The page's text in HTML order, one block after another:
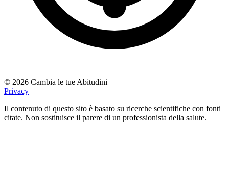
© 2026 Cambia le tue Abitudini
Privacy
Il contenuto di questo sito è basato su ricerche scientifiche con fonti
citate. Non sostituisce il parere di un professionista della salute.